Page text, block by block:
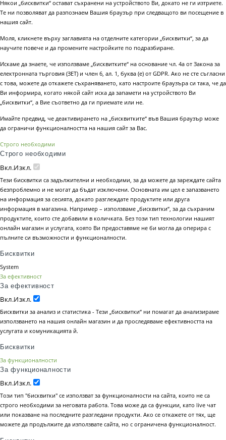
Някои „бисквитки“ остават съхранени на устройството Ви, докато не ги изтриете.
Те ни позволяват да разпознаем Вашия браузър при следващото ви посещение в
нашия сайт.
Моля, кликнете върху заглавията на отделните категории „бисквитки“, за да
научите повече и да промените настройките по подразбиране.
Искаме да знаете, че използваме „бисквитките“ на основание чл. 4а от Закона за
електронната търговия (ЗЕТ) и член 6, ал. 1, буква (е) от GDPR. Ако не сте съгласни
с това, можете да откажете съхраняването, като настроите браузъра си така, че да
Ви информира, когато някой сайт иска да запамети на устройството Ви
„бисквитки“, а Вие съответно да ги приемате или не.
Имайте предвид, че деактивирането на „бисквитките“ във Вашия браузър може
да ограничи функционалността на нашия сайт за Вас.
Строго необходими
Строго необходими
Вкл.Изкл.
Тези бисквитки са задължителни и необходими, за да можете да зареждате сайта
безпроблемно и не могат да бъдат изключени. Основната им цел е запазването
на информация за сесията, докато разглеждате продуктите или друга
информация в магазина. Например – използваме „бисквитки“, за да съхраним
продуктите, които сте добавили в количката. Без този тип технологии нашият
онлайн магазин и услугата, която Ви предоставяме не би могла да оперира с
пълните си възможности и функционалности.
Бисквитки
System
За ефективност
За ефективност
Вкл.Изкл.
Бисквитки за анализ и статистика - Тези „бисквитки“ ни помагат да анализираме
използването на нашия онлайн магазин и да проследяваме ефективността на
услугата и комуникацията й.
Бисквитки
За функционалности
За функционалности
Вкл.Изкл.
Този тип "бисквитки" се използват за функционалности на сайта, които не са
строго необходими за неговата работа. Това може да са функции, като live чат
или показване на последните разгледани продукти. Ако се откажете от тях, ще
можете да продължите да използвате сайта, но с ограничена функционалност.